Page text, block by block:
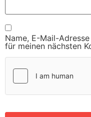
Name, E-Mail-
für meinen nächsten